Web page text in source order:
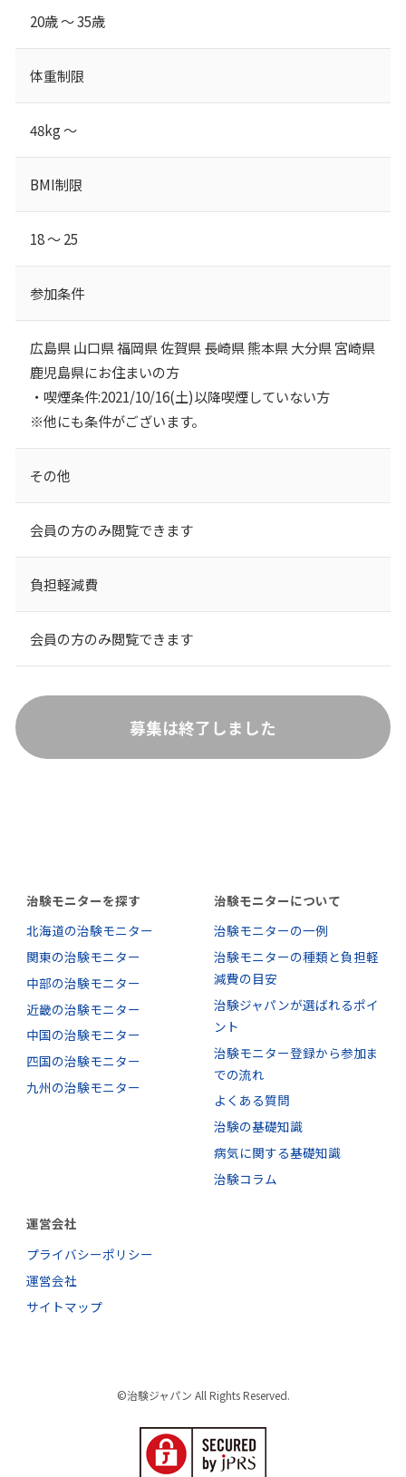
20歳 ～ 35歳
体重制限
48kg ～
BMI制限
18 ～ 25
参加条件
広島県 山口県 福岡県 佐賀県 長崎県 熊本県 大分県 宮崎県
鹿児島県にお住まいの方
・喫煙条件:2021/10/16(土)以降喫煙していない方
※他にも条件がございます。
その他
会員の方のみ閲覧できます
負担軽減費
会員の方のみ閲覧できます
募集は終了しました
治験モニターを探す
北海道の治験モニター
関東の治験モニター
中部の治験モニター
近畿の治験モニター
中国の治験モニター
四国の治験モニター
九州の治験モニター
治験モニターについて
治験モニターの一例
治験モニターの種類と負担軽
減費の目安
治験ジャパンが選ばれるポイ
ント
治験モニター登録から参加ま
での流れ
よくある質問
治験の基礎知識
病気に関する基礎知識
治験コラム
運営会社
プライバシーポリシー
運営会社
サイトマップ
©治験ジャパン All Rights Reserved.